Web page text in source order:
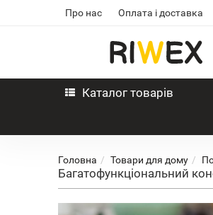
Про нас Оплата і доставка
Каталог товарів
Головна Товари для дому
Багатофункціональний